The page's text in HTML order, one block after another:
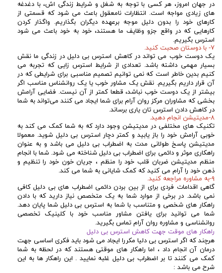
در جهان امروز، هر کسی با توجه به شغل و شرایط زندگی اش، با دغدغه
های زیادی مواجه است. انتظارات نامعقول باعث می شود که قسمتی از
کارهای خود را بدون دلیل موجه برعهده دیگران بگذاریم. واگذار کردن
کارهایی که در واقع جزو وظایف ما هستند، خود به خود باعث می شود
استرس بگیریم.
۷- با دوستان صحبت کنید.
یک دوست خوب می تواند در کاهش استرس بی دلیل در زندگی ما نقش
بسیار مهمی داشته باشد. تعدادی از شرایط استرس زایی که تجربه می
کنیم بدین خاطر است که نمی توانیم تصمیم مناسبی برای شرایطی که در
آن قرار داریم بگیریم. نقش یک مشاور خوب یا یک روانشناس مناسب اگر
بیشتر از یک دوست خوب نباشد، قطعا کمتر از آن نیست. فضایی آرامش
بخشی که مشاوران مرکز روان آرام برای شما ایجاد می کنند می‌تواند به شما
در کاهش دادن استرس تان یاری برساند.
۸-مدیتیشن انجام دهید.
تکنیک های مختلفی در مدیتیشن وجود دارد که به شما کمک می کند به
خوبی آرامش خود را باز یابید و کمتر دچار استرس بی دلیل شوید. معمولا
مدیتیشن پاسخ طولانی مدت به اضطراب بی دلیل می باشد و به عنوان
راهکاری موثر و دائمی برای اضطراب بی دلیل شناخته می شود. شما با انجام
منظم مدیتیشن ضربان قلب خود را منظم ، جریان خون خود را تنظیم و
ذهن خود را آرام می کنید که کمک شایانی به شما می کند.
۹-به
مشاوره مراجعه کنید.
گاهی اقدامات فردی برای از بین بردن دائمی اضطراب های بی دلیل کافی
نمی باشد. در برخی از موارد شما به یک متخصص نیاز دارید که با دادن
راهکار های شخصی و متناسب با شما به استرس بی دلیل شما پایان دهد.
شما می توانید برای یافتن مشاور مناسب خود با کلینیک تخصصی
روانشناسی و مشاوره روان آرام تماس بگیرید.
راهکار های موقت جهت کاهش استرس بی دلیل
هرچند که اگر استرس بی دلیا مکررا ایجاد می شود باید فکری اساسی جهت
درمان آن انجام داد ، اما راهکار های موقتی هستند که در لحظه به شما
کمک می کنند تا بر اضطراب بی دلیل غلبه نمایید . این راهکار ها به این
شرح می باشد :